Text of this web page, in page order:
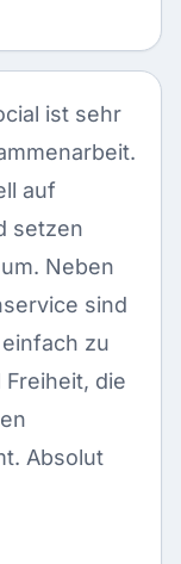
ist sehr
auf
setzen
Neben
sind
zu
die
Absolut